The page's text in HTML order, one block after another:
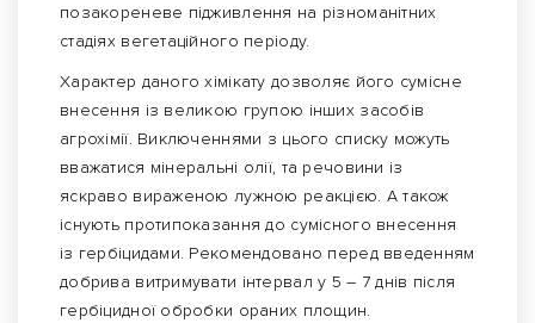
позакореневе підживлення на різноманітних
стадіях вегетаційного періоду.
Характер даного хімікату дозволяє його сумісне
внесення із великою групою інших засобів
агрохімії. Виключеннями з цього списку можуть
вважатися мінеральні олії, та речовини із
яскраво вираженою лужною реакцією. А також
існують протипоказання до сумісного внесення
із гербіцидами. Рекомендовано перед введенням
добрива витримувати інтервал у 5 – 7 днів після
гербіцидної обробки ораних площин.